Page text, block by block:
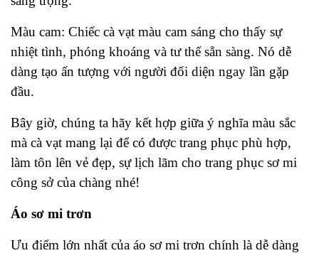
Màu cam: Chiếc cà vạt màu cam sáng cho thấy sự
nhiệt tình, phóng khoáng và tư thế sẵn sàng. Nó dễ
dàng tạo ấn tượng với người đối diện ngay lần gặp
đầu.
Bây giờ, chúng ta hãy kết hợp giữa ý nghĩa màu sắc
mà cà vạt mang lại để có được trang phục phù hợp,
làm tôn lên vẻ đẹp, sự lịch lãm cho trang phục sơ mi
công sở của chàng nhé!
Áo sơ mi trơn
Ưu điểm lớn nhất của áo sơ mi trơn chính là dễ dàng